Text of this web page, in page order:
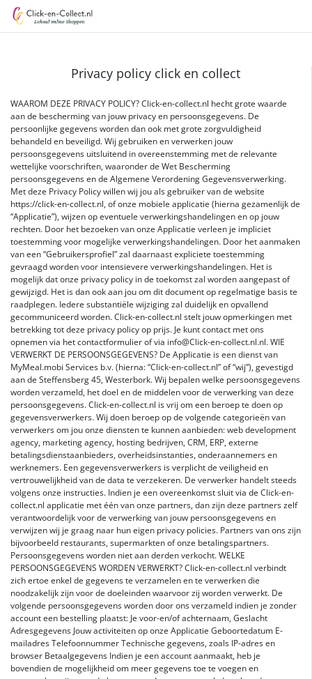
Privacy policy click en collect
WAAROM DEZE PRIVACY POLICY? Click-en-collect.nl hecht grote waarde
aan de bescherming van jouw privacy en persoonsgegevens. De
persoonlijke gegevens worden dan ook met grote zorgvuldigheid
behandeld en beveiligd. Wij gebruiken en verwerken jouw
persoonsgegevens uitsluitend in overeenstemming met de relevante
wettelijke voorschriften, waaronder de Wet Bescherming
persoonsgegevens en de Algemene Verordening Gegevensverwerking.
Met deze Privacy Policy willen wij jou als gebruiker van de website
https://click-en-collect.nl, of onze mobiele applicatie (hierna gezamenlijk de
“Applicatie”), wijzen op eventuele verwerkingshandelingen en op jouw
rechten. Door het bezoeken van onze Applicatie verleen je impliciet
toestemming voor mogelijke verwerkingshandelingen. Door het aanmaken
van een “Gebruikersprofiel” zal daarnaast expliciete toestemming
gevraagd worden voor intensievere verwerkingshandelingen. Het is
mogelijk dat onze privacy policy in de toekomst zal worden aangepast of
gewijzigd. Het is dan ook aan jou om dit document op regelmatige basis te
raadplegen. Iedere substantiële wijziging zal duidelijk en opvallend
gecommuniceerd worden. Click-en-collect.nl stelt jouw opmerkingen met
betrekking tot deze privacy policy op prijs. Je kunt contact met ons
opnemen via het contactformulier of via info@Click-en-collect.nl.nl. WIE
VERWERKT DE PERSOONSGEGEVENS? De Applicatie is een dienst van
MyMeal.mobi Services b.v. (hierna: “Click-en-collect.nl” of “wij”), gevestigd
aan de Steffensberg 45, Westerbork. Wij bepalen welke persoonsgegevens
worden verzameld, het doel en de middelen voor de verwerking van deze
persoonsgegevens. Click-en-collect.nl is vrij om een beroep te doen op
gegevensverwerkers. Wij doen beroep op de volgende categorieën van
verwerkers om jou onze diensten te kunnen aanbieden: web development
agency, marketing agency, hosting bedrijven, CRM, ERP, externe
betalingsdienstaanbieders, overheidsinstanties, onderaannemers en
werknemers. Een gegevensverwerkers is verplicht de veiligheid en
vertrouwelijkheid van de data te verzekeren. De verwerker handelt steeds
volgens onze instructies. Indien je een overeenkomst sluit via de Click-en-
collect.nl applicatie met één van onze partners, dan zijn deze partners zelf
verantwoordelijk voor de verwerking van jouw persoonsgegevens en
verwijzen wij je graag naar hun eigen privacy policies. Partners van ons zijn
bijvoorbeeld restaurants, supermarkten of onze betalingspartners.
Persoonsgegevens worden niet aan derden verkocht. WELKE
PERSOONSGEGEVENS WORDEN VERWERKT? Click-en-collect.nl verbindt
zich ertoe enkel de gegevens te verzamelen en te verwerken die
noodzakelijk zijn voor de doeleinden waarvoor zij worden verwerkt. De
volgende persoonsgegevens worden door ons verzameld indien je zonder
account een bestelling plaatst: Je voor-en/of achternaam, Geslacht
Adresgegevens Jouw activiteiten op onze Applicatie Geboortedatum E-
mailadres Telefoonnummer Technische gegevens, zoals IP-adres en
browser Betaalgegevens Indien je een account aanmaakt, heb je
bovendien de mogelijkheid om meer gegevens toe te voegen en